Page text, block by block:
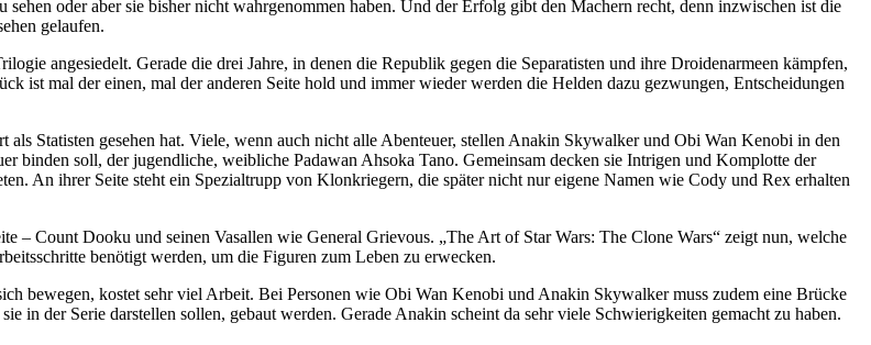
oder aber sie bisher nicht wahrgenommen haben. Und der Erfolg gibt den Machern recht, denn inzwischen ist die
gelaufen.
angesiedelt. Gerade die drei Jahre, in denen die Republik gegen die Separatisten und ihre Droidenarmeen kämpfen,
ist mal der einen, mal der anderen Seite hold und immer wieder werden die Helden dazu gezwungen, Entscheidungen
Statisten gesehen hat. Viele, wenn auch nicht alle Abenteuer, stellen Anakin Skywalker und Obi Wan Kenobi in den
binden soll, der jugendliche, weibliche Padawan Ahsoka Tano. Gemeinsam decken sie Intrigen und Komplotte der
An ihrer Seite steht ein Spezialtrupp von Klonkriegern, die später nicht nur eigene Namen wie Cody und Rex erhalten
– Count Dooku und seinen Vasallen wie General Grievous. „The Art of Star Wars: The Clone Wars“ zeigt nun, welche
benötigt werden, um die Figuren zum Leben zu erwecken.
bewegen, kostet sehr viel Arbeit. Bei Personen wie Obi Wan Kenobi und Anakin Skywalker muss zudem eine Brücke
in der Serie darstellen sollen, gebaut werden. Gerade Anakin scheint da sehr viele Schwierigkeiten gemacht zu haben.